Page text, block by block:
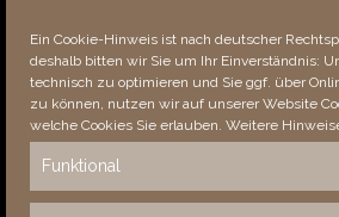
Ein Cookie-Hinweis ist nach deutscher
deshalb bitten wir Sie um Ihr Einverständnis:
technisch zu optimieren und Sie ggf. über
zu können, nutzen wir auf unserer Website
welche Cookies Sie erlauben. Weitere
Funktional
Fehler bemerkt?
Besucher seit 08/​2021